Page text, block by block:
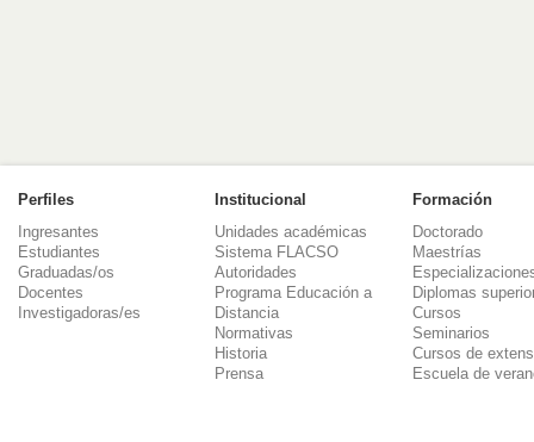
Perfiles
Ingresantes
Estudiantes
Graduadas/os
Docentes
Investigadoras/es
Institucional
Unidades académicas
Sistema FLACSO
Autoridades
Programa Educación a
Distancia
Normativas
Historia
Prensa
Formación
Doctorado
Maestrías
Diplomas
Cursos
Seminarios
Cursos de
Escuela de